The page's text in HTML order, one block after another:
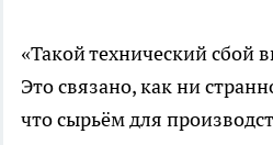
«Такой технический сбой
Это связано, как ни
что сырьём для